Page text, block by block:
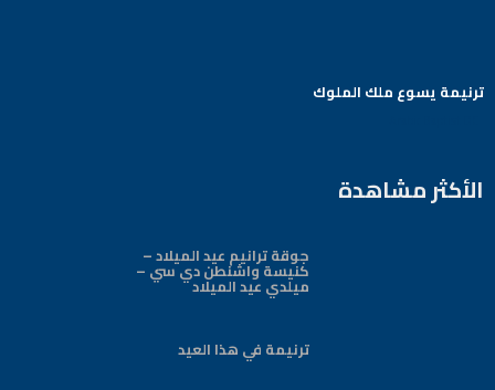
ترنيمة يسوع ملك الملوك
الأكثر مشاهدة
جوقة ترانيم عيد الميلاد –
كنيسة واشنطن دي سي –
ميلدي عيد الميلاد
ترنيمة في هذا العيد